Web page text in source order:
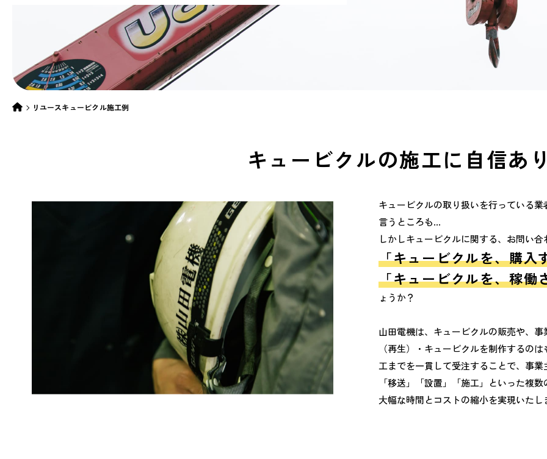
リユースキュービクル施工例
キュービクルの施工に 自信あ
キュービクルの取り扱いを行っている
言うところも…
しかしキュービクルに関する、お問い
「キュービクルを、購入
「キュービクルを、稼働
ょうか？
山田電機は、キュービクルの販売や、
（再生）・キュービクルを制作するの
工までを一貫して受注することで、事
「移送」「設置」「施工」といった複
大幅な時間とコストの縮小を実現いたし